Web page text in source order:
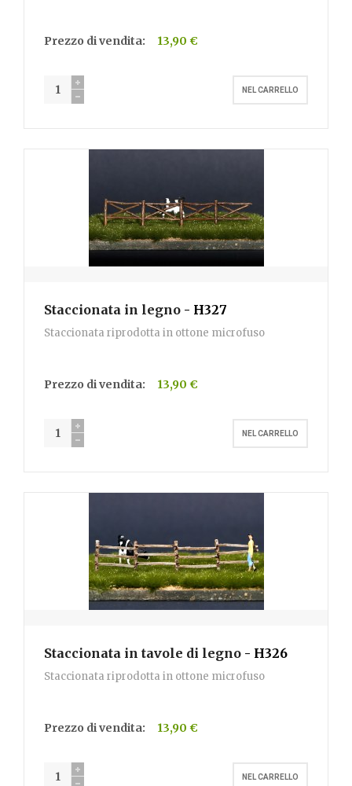
Prezzo di vendita: 13,90 €
Staccionata in legno - H327
Staccionata riprodotta in ottone microfuso
Prezzo di vendita: 13,90 €
Staccionata in tavole di legno - H326
Staccionata riprodotta in ottone microfuso
Prezzo di vendita: 13,90 €